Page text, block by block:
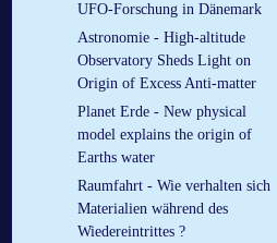
UFO-Forschung in Dänemark
Astronomie - High-altitude
Observatory Sheds Light on
Origin of Excess Anti-matter
Planet Erde - New physical
model explains the origin of
Earths water
Raumfahrt - Wie verhalten sich
Materialien während des
Wiedereintrittes ?